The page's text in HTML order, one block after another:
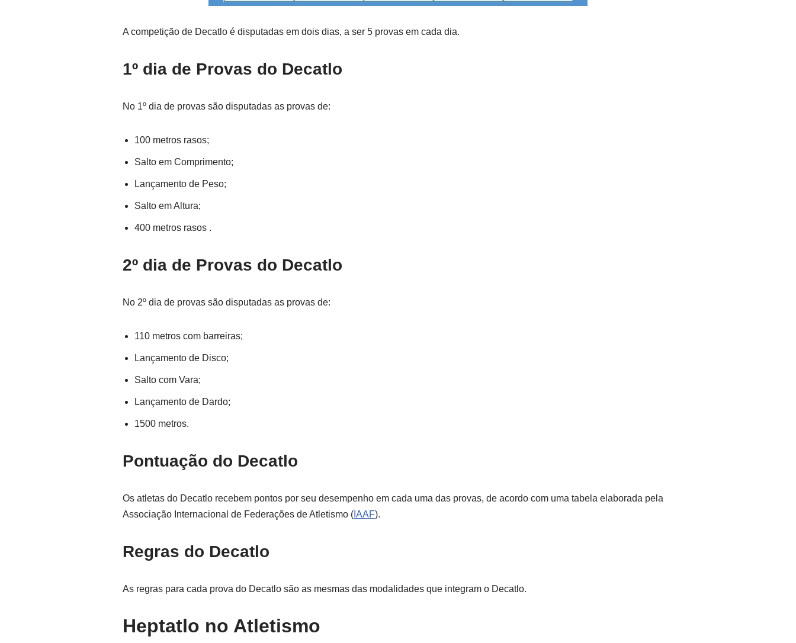
A competição de Decatlo é disputadas em dois dias, a ser 5 provas em cada dia.
1º dia de Provas do Decatlo
No 1º dia de provas são disputadas as provas de:
100 metros rasos;
Salto em Comprimento;
Lançamento de Peso;
Salto em Altura;
400 metros rasos .
2º dia de Provas do Decatlo
No 2º dia de provas são disputadas as provas de:
110 metros com barreiras;
Lançamento de Disco;
Salto com Vara;
Lançamento de Dardo;
1500 metros.
Pontuação do Decatlo
Os atletas do Decatlo recebem pontos por seu desempenho em cada uma das provas, de acordo com uma tabela elaborada pela
Associação Internacional de Federações de Atletismo ( IAAF).
Regras do Decatlo
As regras para cada prova do Decatlo são as mesmas das modalidades que integram o Decatlo.
Heptatlo no Atletismo